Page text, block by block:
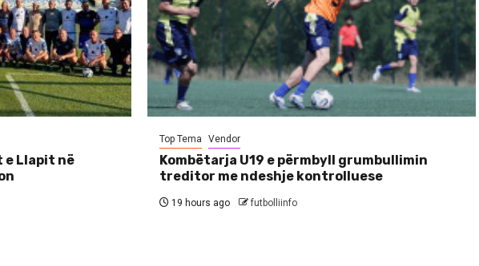
e Llapit në
Top Tema Vendor
Kombëtarja U19 e përmbyll grumbullimin
treditor me ndeshje kontrolluese
19 hours ago futbolliinfo